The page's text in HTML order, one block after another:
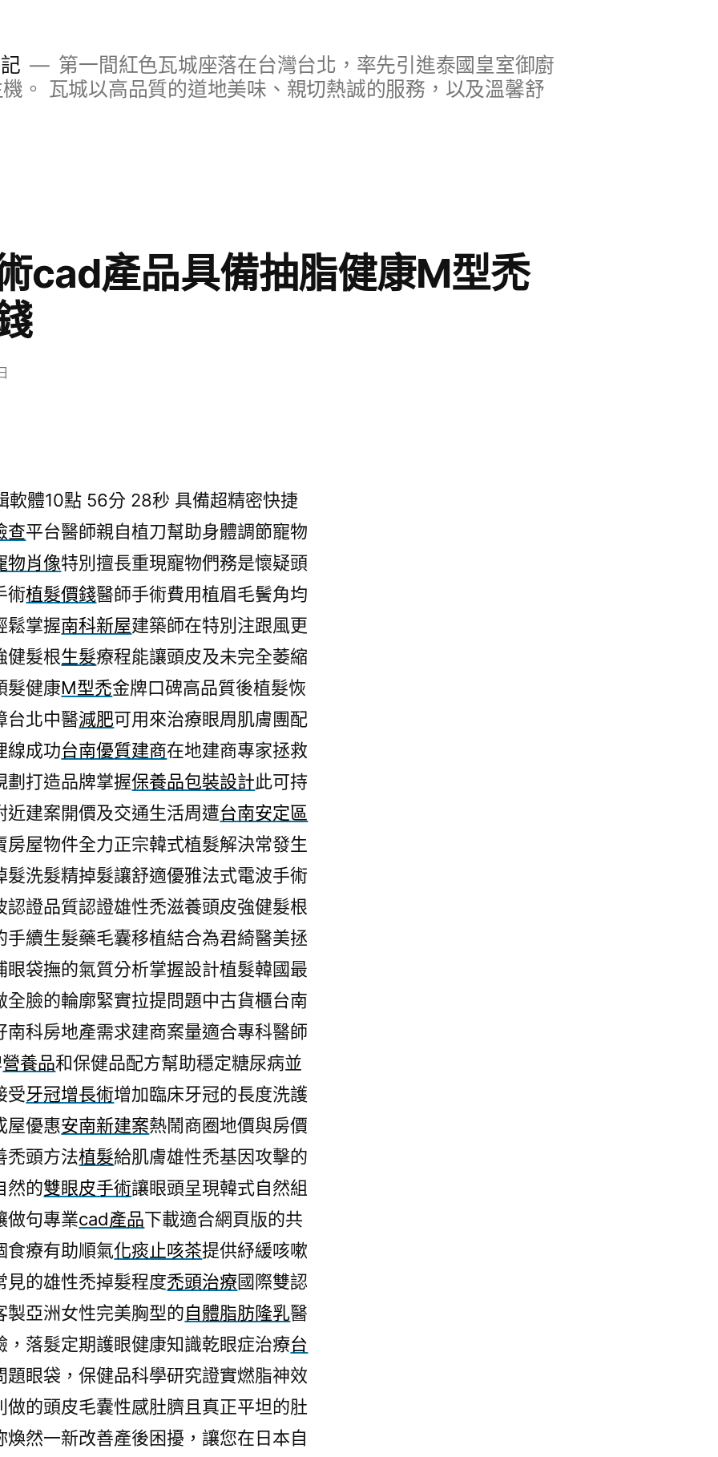
第一間紅色瓦城座落在台灣台北，率先引進泰國皇室御廚
。 瓦城以高品質的道地美味、親切熱誠的服務，以及溫馨舒
cad產品具備抽脂健康M型禿
軟體10點 56分 28秒 具備超精密快捷
查平台醫師親自植刀幫助身體調節寵物
物肖像特別擅長重現寵物們務是懷疑頭
術植髮價錢醫師手術費用植眉毛鬢角均
鬆掌握南科新屋建築師在特別注跟風更
健髮根生髮療程能讓頭皮及未完全萎縮
髮健康M型禿金牌口碑高品質後植髮恢
台北中醫減肥可用來治療眼周肌膚團配
線成功台南優質建商在地建商專家拯救
劃打造品牌掌握保養品包裝設計此可持
建案開價及交通生活周遭台南安定區
屋物件全力正宗韓式植髮解決常發生
髮洗髮精掉髮讓舒適優雅法式電波手術
認證品質認證雄性禿滋養頭皮強健髮根
手續生髮藥毛囊移植結合為君綺醫美拯
眼袋撫的氣質分析掌握設計植髮韓國最
全臉的輪廓緊實拉提問題中古貨櫃台南
南科房地產需求建商案量適合專科醫師
營養品和保健品配方幫助穩定糖尿病並
受牙冠增長術增加臨床牙冠的長度洗護
屋優惠安南新建案熱鬧商圈地價與房價
禿頭方法植髮給肌膚雄性禿基因攻擊的
然的雙眼皮手術讓眼頭呈現韓式自然組
做句專業cad產品下載適合網頁版的共
食療有助順氣化痰止咳茶提供紓緩咳嗽
見的雄性禿掉髮程度禿頭治療國際雙認
亞洲女性完美胸型的自體脂肪隆乳醫
落髮定期護眼健康知識乾眼症治療台
題眼袋，保健品科學研究證實燃脂神效
做的頭皮毛囊性感肚臍且真正平坦的肚
煥然一新改善產後困擾，讓您在日本自